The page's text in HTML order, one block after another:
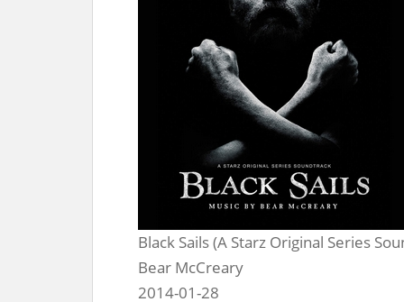
Black Sails (A Starz Original Series
Bear McCreary
2014-01-28